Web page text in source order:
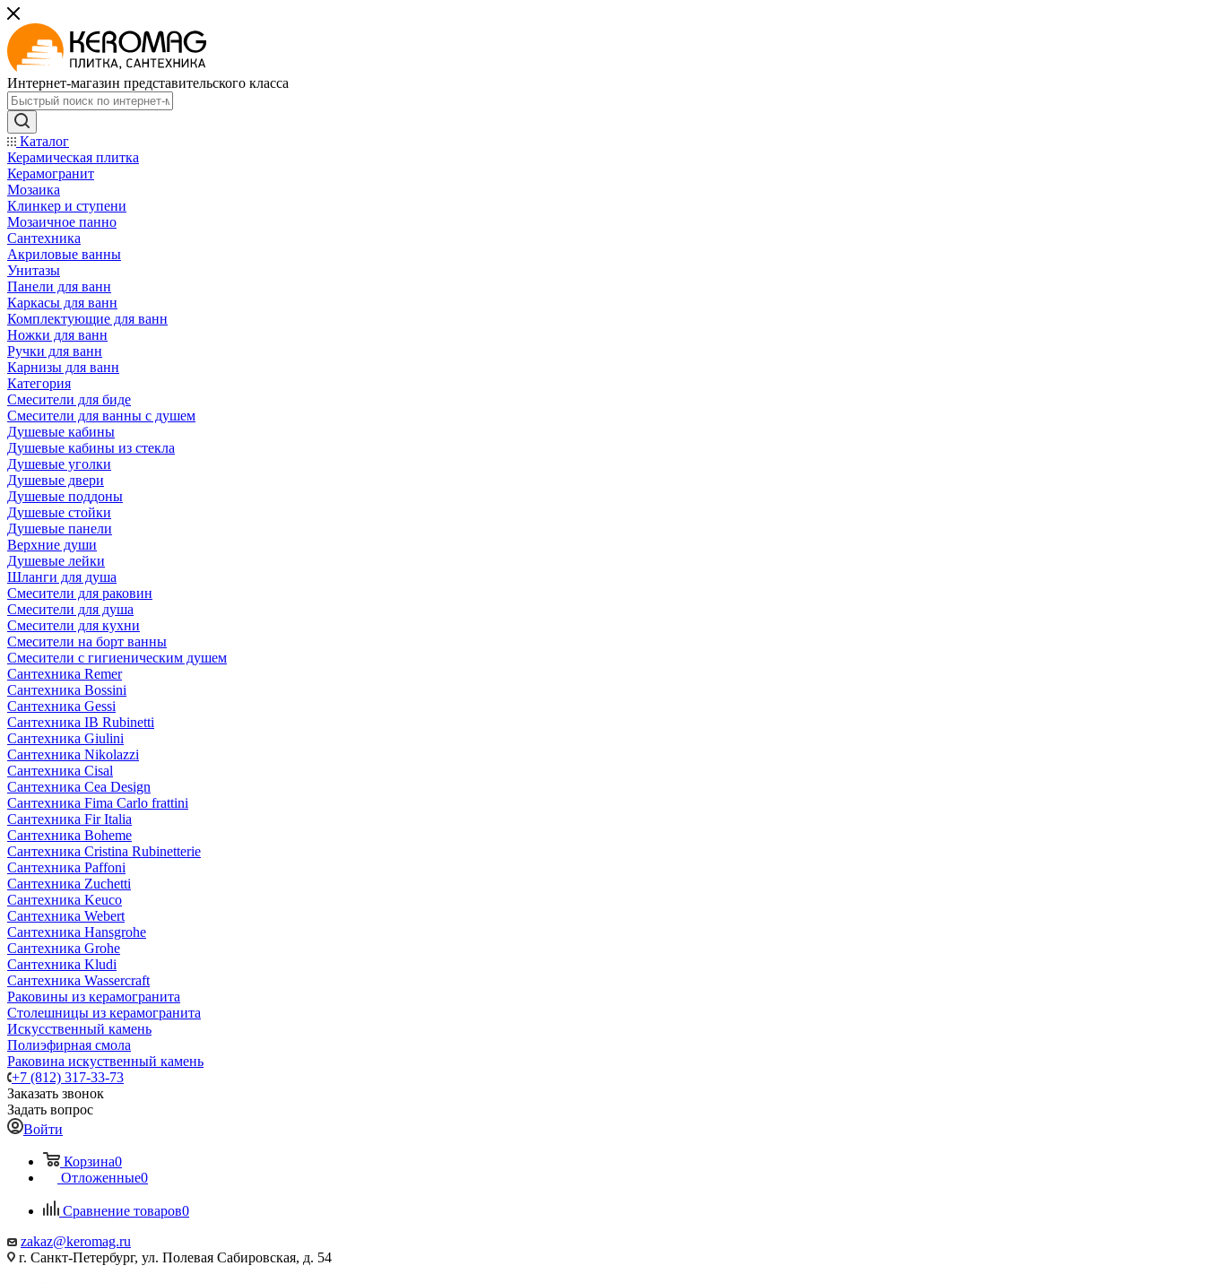
Интернет-магазин представительского класса
Каталог
Керамическая плитка
Керамогранит
Мозаика
Клинкер и ступени
Мозаичное панно
Сантехника
Акриловые ванны
Унитазы
Панели для ванн
Каркасы для ванн
Комплектующие для ванн
Ножки для ванн
Ручки для ванн
Карнизы для ванн
Категория
Смесители для биде
Смесители для ванны с душем
Душевые кабины
Душевые кабины из стекла
Душевые уголки
Душевые двери
Душевые поддоны
Душевые стойки
Душевые панели
Верхние души
Душевые лейки
Шланги для душа
Смесители для раковин
Смесители для душа
Смесители для кухни
Смесители на борт ванны
Смесители с гигиеническим душем
Сантехника Remer
Сантехника Bossini
Сантехника Gessi
Сантехника IB Rubinetti
Сантехника Giulini
Сантехника Nikolazzi
Сантехника Cisal
Сантехника Cea Design
Сантехника Fima Carlo frattini
Сантехника Fir Italia
Сантехника Boheme
Сантехника Cristina Rubinetterie
Сантехника Paffoni
Сантехника Zuchetti
Сантехника Keuco
Сантехника Webert
Сантехника Hansgrohe
Сантехника Grohe
Сантехника Kludi
Сантехника Wassercraft
Раковины из керамогранита
Столешницы из керамогранита
Искусственный камень
Полиэфирная смола
Раковина искуственный камень
+7 (812) 317-33-73
Заказать звонок
Задать вопрос
Войти
Корзина0
Отложенные0
Сравнение товаров0
zakaz@keromag.ru
г. Санкт-Петербург, ул. Полевая Сабировская, д. 54